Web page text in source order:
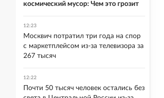
космический мусор: Чем это грозит
12:23
Москвич потратил три года на спор
с маркетплейсом из-за телевизора за
267 тысяч
12:22
Почти 50 тысяч человек остались без